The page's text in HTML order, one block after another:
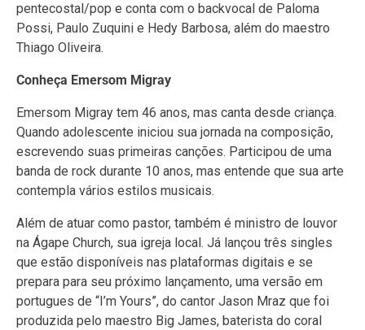
pentecostal/pop e conta com o backvocal de Paloma
Possi, Paulo Zuquini e Hedy Barbosa, além do maestro
Thiago Oliveira.
Conheça Emersom Migray
Emersom Migray tem 46 anos, mas canta desde criança.
Quando adolescente iniciou sua jornada na composição,
escrevendo suas primeiras canções. Participou de uma
banda de rock durante 10 anos, mas entende que sua arte
contempla vários estilos musicais.
Além de atuar como pastor, também é ministro de louvor
na Ágape Church, sua igreja local. Já lançou três singles
que estão disponíveis nas plataformas digitais e se
prepara para seu próximo lançamento, uma versão em
portugues de “I’m Yours”, do cantor Jason Mraz que foi
produzida pelo maestro Big James, baterista do coral